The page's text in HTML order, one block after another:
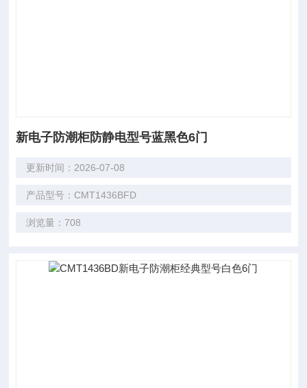
新电子防潮柜防静电型号蓝黑色6门
更新时间：2026-07-08
产品型号：CMT1436BFD
浏览量：708